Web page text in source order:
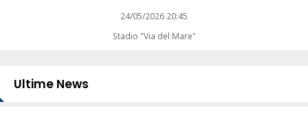
24/05/2026 20:45
Stadio "Via del Mare"
Ultime News